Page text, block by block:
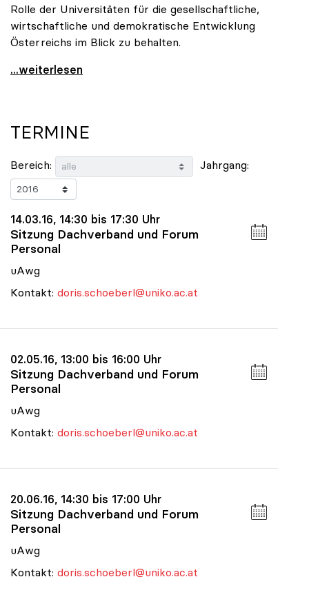
Rolle der Universitäten für die gesellschaftliche,
wirtschaftliche und demokratische Entwicklung
Österreichs im Blick zu behalten.
uniko zu Budgetverhandlungen: Universitäten sind
...weiterlesen
TERMINE
Bereich: Jahrgang:
14.03.16, 14:30 bis 17:30 Uhr
Sitzung Dachverband und Forum
Personal
uAwg
Kontakt: doris.schoeberl@uniko.ac.at
02.05.16, 13:00 bis 16:00 Uhr
Sitzung Dachverband und Forum
Personal
uAwg
Kontakt: doris.schoeberl@uniko.ac.at
20.06.16, 14:30 bis 17:00 Uhr
Sitzung Dachverband und Forum
Personal
uAwg
Kontakt: doris.schoeberl@uniko.ac.at